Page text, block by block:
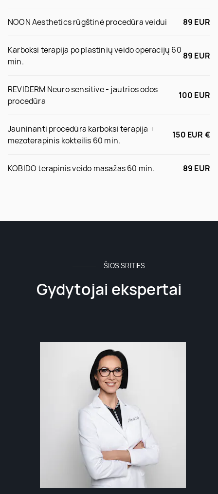
NOON Aesthetics rūgštinė procedūra veidui 89 EUR
Karboksi terapija po plastinių veido operacijų 60
min.
89 EUR
REVIDERM Neuro sensitive - jautrios odos
procedūra
100 EUR
Jauninanti procedūra karboksi terapija +
mezoterapinis kokteilis 60 min.
150 EUR €
KOBIDO terapinis veido masažas 60 min. 89 EUR
ŠIOS SRITIES
Gydytojai ekspertai